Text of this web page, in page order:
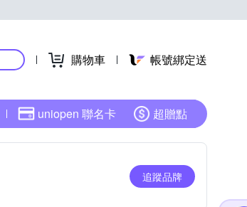
購物車 帳號綁定送
uniopen 聯名卡 超贈點
追蹤品牌